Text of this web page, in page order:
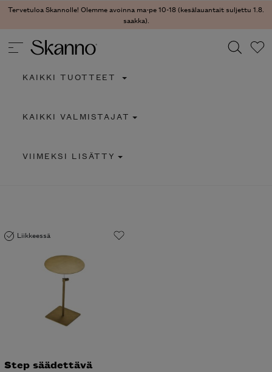
Tervetuloa Skannolle! Olemme avoinna ma-pe 10-18 (kesälauantait suljettu 1.8.
saakka).
Type 2 or more characters for results.
KAIKKI TUOTTEET
KAIKKI VALMISTAJAT
VIIMEKSI LISÄTTY
Liikkeessä
Step säädettävä